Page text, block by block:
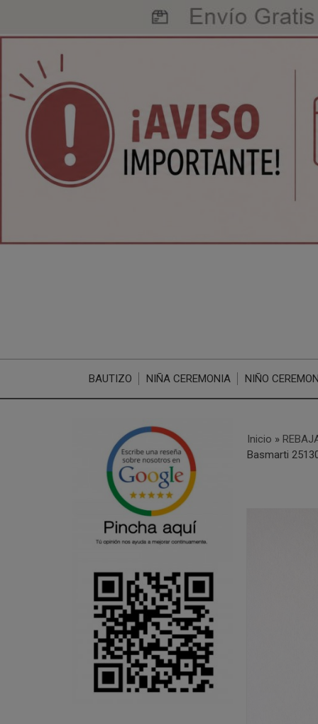
BAUTIZO NIÑA CEREMONIA NIÑO
Inicio »
Basmarti